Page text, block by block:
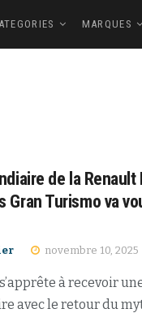
MARQUES
de la Renault
Gran Turismo va
novembre 10, 2025
à recevoir
avec le retour du